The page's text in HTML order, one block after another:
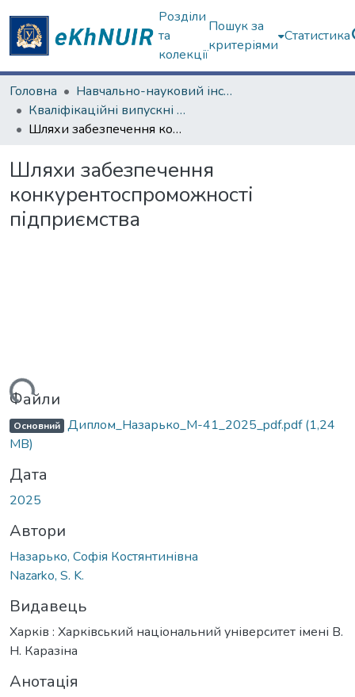
Розділи
та
колекції
Пошук за
критеріями
Статистика
Головна
Навчально-науковий інститут "Каразінська школа бізнесу"
Кваліфікаційні випускні роботи бакалаврів. Навчально-науковий інститут "Каразінська школа бізнесу"
Шляхи забезпечення конкурентоспроможності підприємства
Шляхи забезпечення
конкурентоспроможності
підприємства
Файли
Основний Диплом_Назарько_М-41_2025_pdf.pdf(1,24
MB)
Дата
2025
Автори
Назарько, Софія Костянтинівна
Nazarko, S. K.
Видавець
Харків : Харківський національний університет імені В.
Н. Каразіна
Анотація